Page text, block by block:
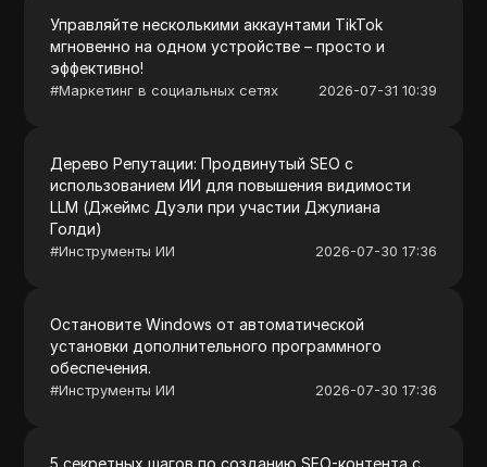
Управляйте несколькими аккаунтами TikTok
мгновенно на одном устройстве – просто и
эффективно!
#Маркетинг в социальных сетях 2026-07-31 10:39
Дерево Репутации: Продвинутый SEO с
использованием ИИ для повышения видимости
LLM (Джеймс Дуэли при участии Джулиана
Голди)
#Инструменты ИИ 2026-07-30 17:36
Остановите Windows от автоматической
установки дополнительного программного
обеспечения.
#Инструменты ИИ 2026-07-30 17:36
5 секретных шагов по созданию SEO-контента с